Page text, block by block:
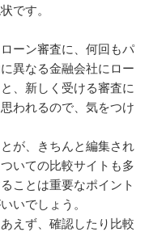
です。
ーン審査に、何回もパ
異なる金融会社にロー
、新しく受ける審査に
われるので、気をつけ
が、きちんと編集され
いての比較サイトも多
ことは重要なポイント
いでしょう。
えず、確認したり比較